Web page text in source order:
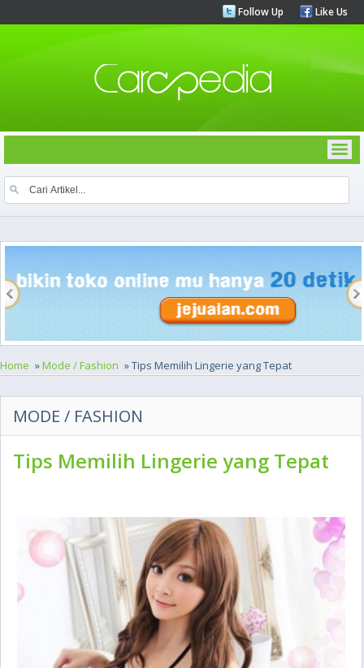
Follow Up Like Us
Home »Mode / Fashion » Tips Memilih Lingerie yang Tepat
MODE / FASHION
Tips Memilih Lingerie yang Tepat